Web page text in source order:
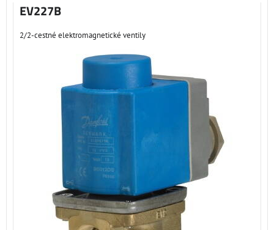
EV227B
2/2-cestné elektromagnetické ventily